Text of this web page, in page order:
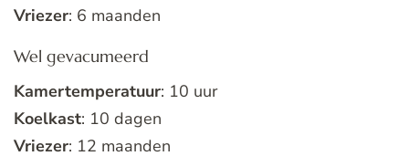
Vriezer: 6 maanden
Wel gevacumeerd
Kamertemperatuur: 10 uur
Koelkast: 10 dagen
Vriezer: 12 maanden